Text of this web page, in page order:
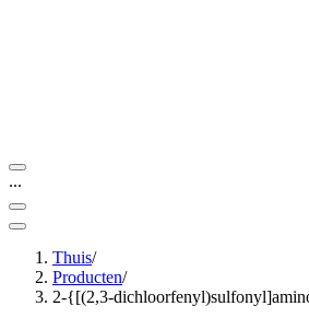
...
Thuis/
Producten/
2-{[(2,3-